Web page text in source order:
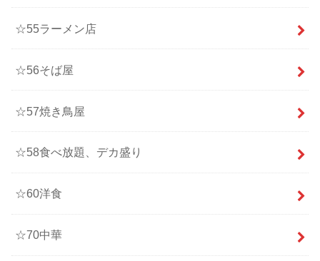
☆55ラーメン店
☆56そば屋
☆57焼き鳥屋
☆58食べ放題、デカ盛り
☆60洋食
☆70中華